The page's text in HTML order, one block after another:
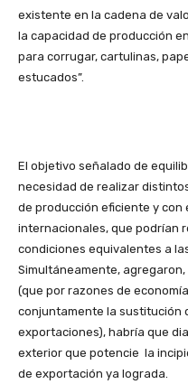
existente en la cadena de
la capacidad de producción
para corrugar, cartulinas,
estucados”.
El objetivo señalado de
necesidad de realizar
de producción eficiente y
internacionales, que podrían
condiciones equivalentes a
Simultáneamente,
(que por razones de
conjuntamente la sustitución
exportaciones), habría que
exterior que potencie la
de exportación ya lograda.